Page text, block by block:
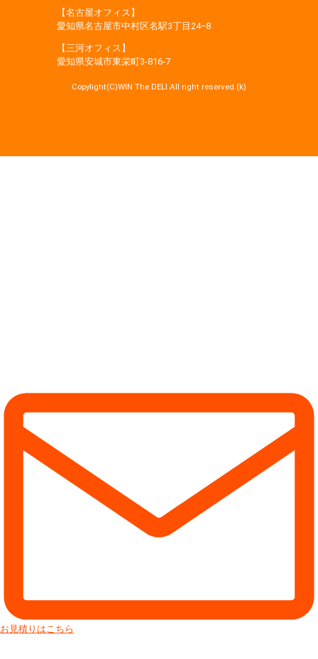
【名古屋オフィス】
愛知県名古屋市中村区名駅3丁目24−8
【三河オフィス】
愛知県安城市東栄町3‐816‐7
Copylight(C)WIN The DELI All right reserved.(k)
お見積りはこちら